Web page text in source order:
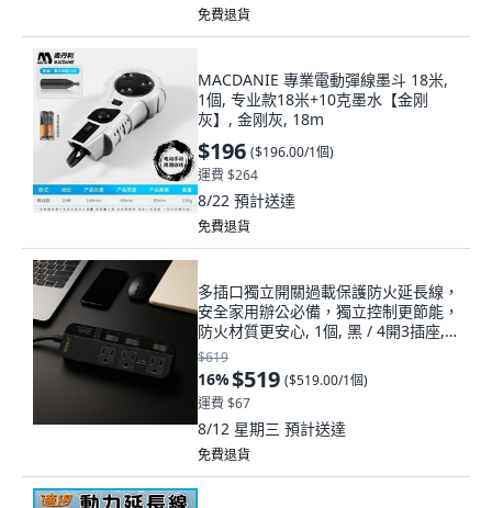
免費退貨
MACDANIE 專業電動彈線墨斗 18米,
1個, 专业款18米+10克墨水【金刚
灰】, 金刚灰, 18m
$196 ($196.00/1個)
運費 $264
8/22 預計送達
免費退貨
多插口獨立開關過載保護防火延長線，
安全家用辦公必備，獨立控制更節能，
防火材質更安心, 1個, 黑 / 4開3插座,
180cm
$619
16%$519 ($519.00/1個)
運費 $67
8/12 星期三 預計送達
免費退貨